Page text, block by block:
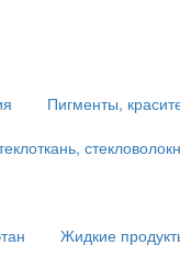
Пигменты,
Жидкие